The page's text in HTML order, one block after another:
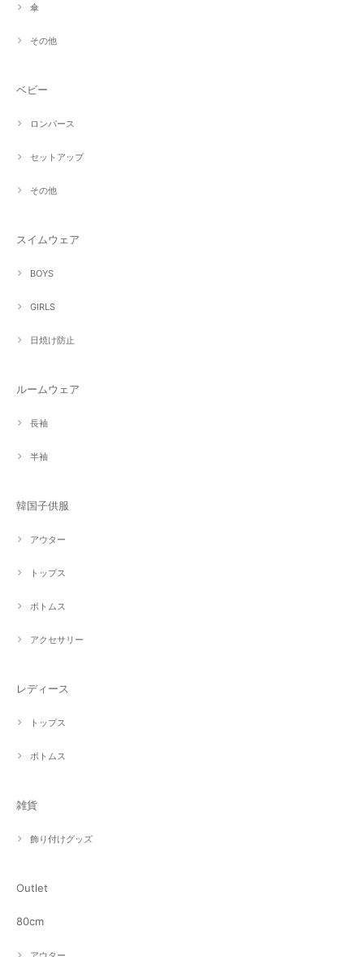
傘
その他
ベビー
ロンパース
セットアップ
その他
スイムウェア
BOYS
GIRLS
日焼け防止
ルームウェア
長袖
半袖
韓国子供服
アウター
トップス
ボトムス
アクセサリー
レディース
トップス
ボトムス
雑貨
飾り付けグッズ
Outlet
80cm